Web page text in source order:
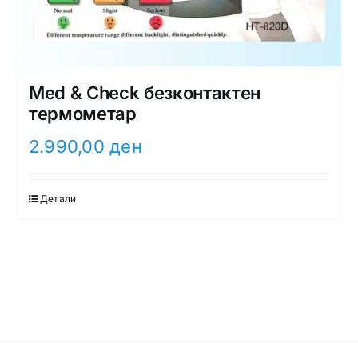
Med & Check безконтактен
термометар
2.990,00ден
Детали